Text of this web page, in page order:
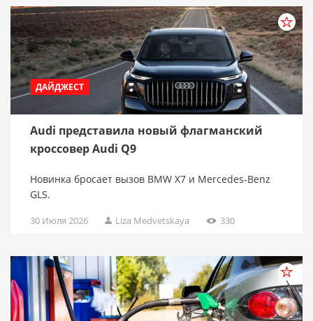
ДАЙДЖЕСТ
Audi представила новый флагманский
кроссовер Audi Q9
Новинка бросает вызов BMW X7 и Mercedes-Benz
GLS.
30 Июля 2026 Liza Medvetskaya 330